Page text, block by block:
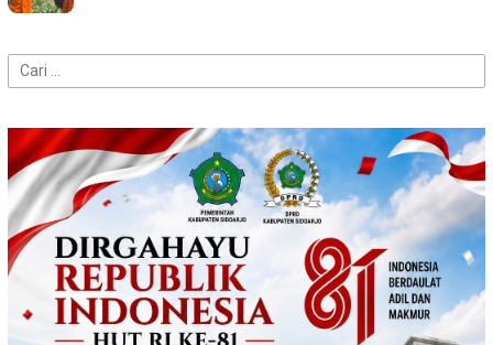
Cari
untuk: